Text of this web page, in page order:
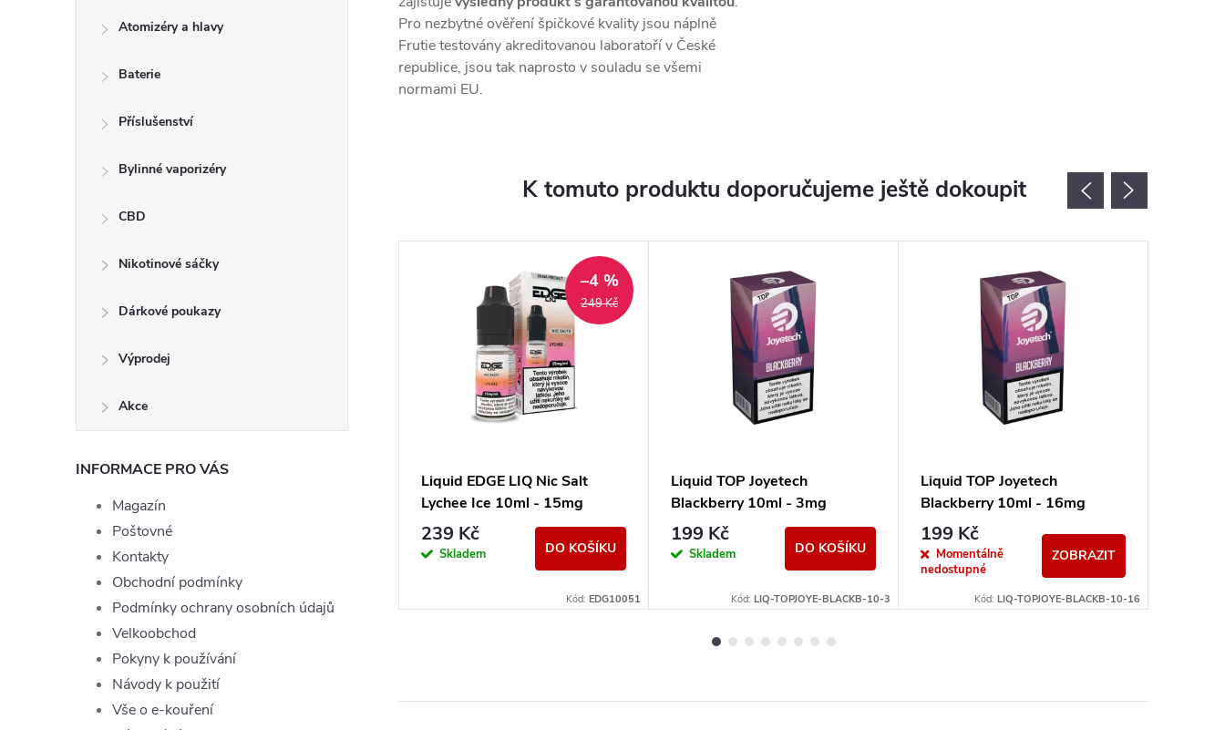
Atomizéry a hlavy
Baterie
Příslušenství
Bylinné vaporizéry
CBD
Nikotinové sáčky
Dárkové poukazy
Výprodej
Akce
INFORMACE PRO VÁS
Magazín
Poštovné
Kontakty
Obchodní podmínky
Podmínky ochrany osobních údajů
Velkoobchod
Pokyny k používání
Návody k použití
Vše o e-kouření
Pro nezbytné ověření špičkové kvality jsou náplně
Frutie testovány akreditovanou laboratoří v České
republice, jsou tak naprosto v souladu se všemi
normami EU.
K tomuto produktu doporučujeme ještě dokoupit
DO KOŠÍKU
LIQ-TOPJOYE-PEACH-10-6
195 Kč
LIQ-DEK-C-TOBACCO-10-18
249 Kč
–4 %
Liquid EDGE LIQ Nic Salt
Lychee Ice 10ml - 15mg
239 Kč
Skladem DO KOŠÍKU
Kód: EDG10051
Liquid TOP Joyetech
Blackberry 10ml - 3mg
199 Kč
Skladem DO KOŠÍKU
Kód: LIQ-TOPJOYE-BLACKB-10-3
Liquid TOP Joyetech
Blackberry 10ml - 16mg
199 Kč
Momentálně
nedostupné
ZOBRAZIT
Kód: LIQ-TOPJOYE-BLACKB-10-16